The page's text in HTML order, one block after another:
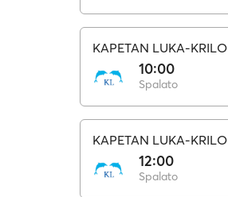
KAPETAN LUKA-KRILO
10:00
Spalato
KAPETAN LUKA-KRILO
12:00
Spalato